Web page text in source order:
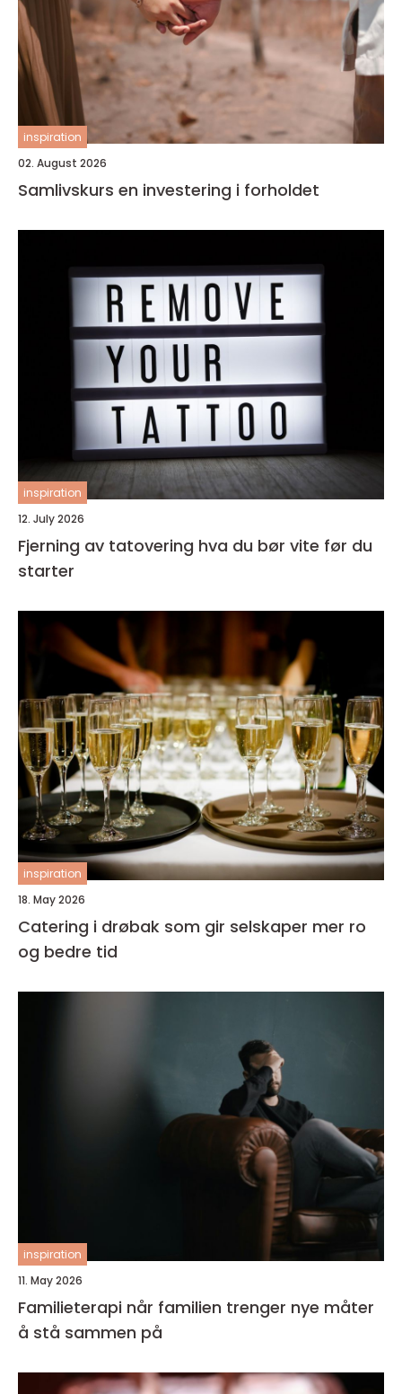
inspiration
02. August 2026
Samlivskurs en investering i forholdet
inspiration
12. July 2026
Fjerning av tatovering hva du bør vite før du
starter
inspiration
18. May 2026
Catering i drøbak som gir selskaper mer ro
og bedre tid
inspiration
11. May 2026
Familieterapi når familien trenger nye måter
å stå sammen på